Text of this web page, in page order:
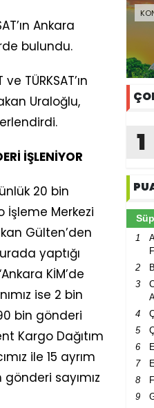
Ankara
bulundu.
TÜRKSAT’ın
Uraloğlu,
İŞLENİYOR
20 bin
İşleme Merkezi
Gülten’den
yaptığı
KİM’de
ise 2 bin
bin gönderi
Kargo Dağıtım
ile 15 ayrım
sayımız
1
1
2
3
4
5
6
7
8
9